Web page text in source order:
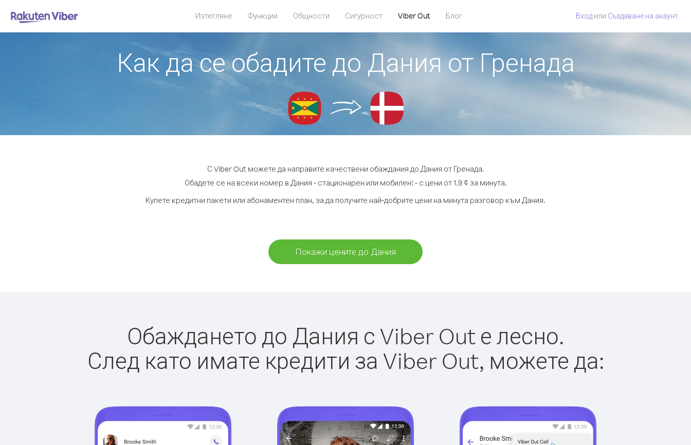
Изтегляне Функции Общности Сигурност Viber Out Блог Вход или Създаване на акаунт
Как да се обадите до Дания от Гренада
С Viber Out можете да направите качествени обаждания до Дания от Гренада.
Обадете се на всеки номер в Дания - стационарен или мобилен! - с цени от 1.9 ¢ за минута.
Купете кредитни пакети или абонаментен план, за да получите най-добрите цени на минута разговор към Дания.
Покажи цените до Дания
Обаждането до Дания с Viber Out е лесно.
След като имате кредити за Viber Out, можете да: